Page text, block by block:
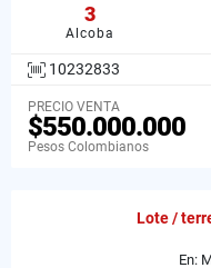
3
Alcoba
10232833
PRECIO VENTA
$550.000.000
Pesos Colombianos
Lote /
En: